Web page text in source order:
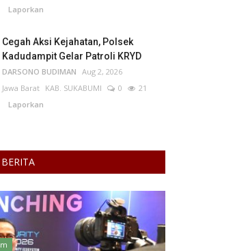
Laporkan
Cegah Aksi Kejahatan, Polsek
Kadudampit Gelar Patroli KRYD
DARSONO BUDIMAN Aug 2, 2026
Jawa Barat KAB. SUKABUMI 0
21
Laporkan